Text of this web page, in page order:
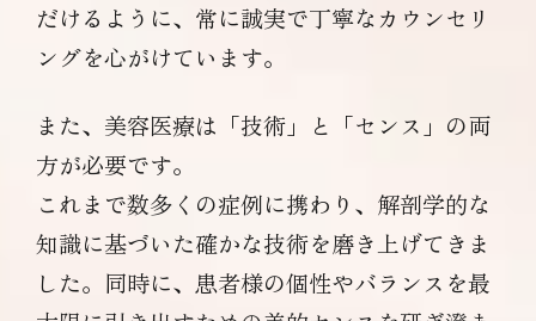
だけるように、常に誠実で丁寧なカウンセリ
ングを心がけています。
また、美容医療は「技術」と「センス」の両
方が必要です。
これまで数多くの症例に携わり、解剖学的な
知識に基づいた確かな技術を磨き上げてきま
した。同時に、患者様の個性やバランスを最